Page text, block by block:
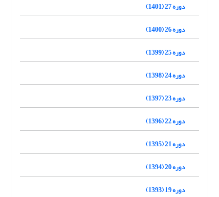
دوره 27 (1401)
دوره 26 (1400)
دوره 25 (1399)
دوره 24 (1398)
دوره 23 (1397)
دوره 22 (1396)
دوره 21 (1395)
دوره 20 (1394)
دوره 19 (1393)